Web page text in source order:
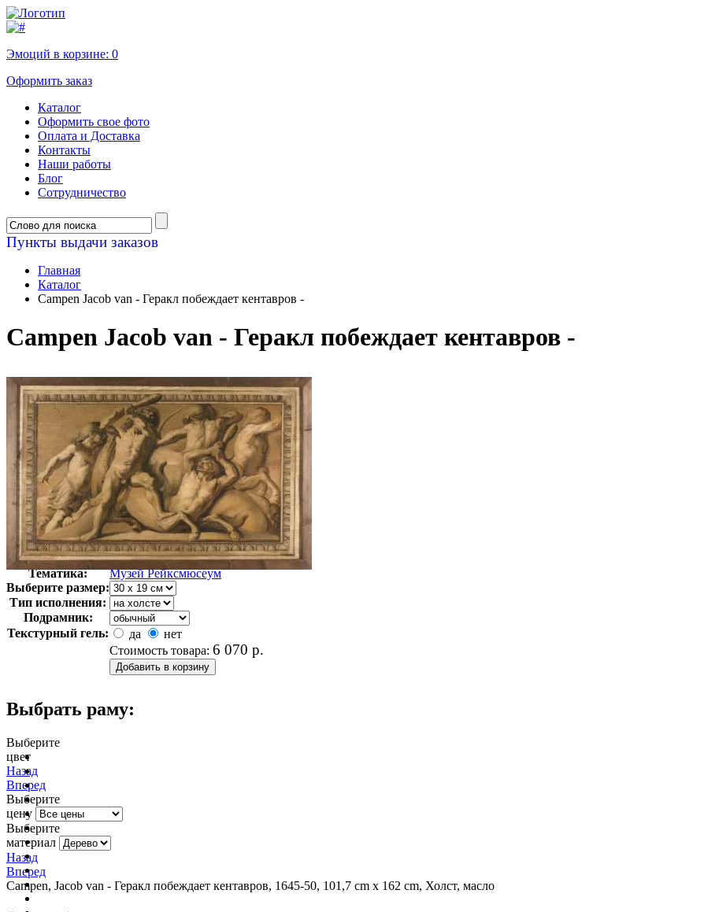
Эмоций в корзине: 0
Оформить заказ
Каталог
Оформить свое фото
Оплата и Доставка
Контакты
Наши работы
Блог
Сотрудничество
Пункты выдачи заказов
Главная
Каталог
Campen Jacob van - Геракл побеждает кентавров -
Campen Jacob van - Геракл побеждает кентавров -
Автор:
Неизвестно
Арт-стиль
Голландская живопись
Тематика:
Музей Рейксмюсеум
Выберите размер:
Тип исполнения:
Подрамник:
Текстурный гель:
да
нет
Стоимость товара: 6 070 р.
Выбрать раму:
Выберите
цвет
Назад
Вперед
Выберите
цену
Выберите
материал
Назад
Вперед
Campen, Jacob van - Геракл побеждает кентавров, 1645-50, 101,7 cm х 162 cm, Холст, масло